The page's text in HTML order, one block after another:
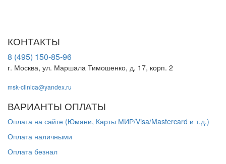
КОНТАКТЫ
8 (495) 150-85-96
г. Москва, ул. Маршала Тимошенко, д. 17, корп. 2
msk-clinica@yandex.ru
ВАРИАНТЫ ОПЛАТЫ
Оплата на сайте (Юмани, Карты МИР/Visa/Mastercard и т.д.)
Оплата наличными
Оплата безнал